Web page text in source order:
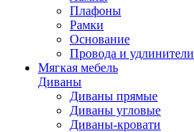
Плафоны
Рамки
Основание
Провода и удлинители
Мягкая мебель
Диваны
Диваны прямые
Диваны угловые
Диваны-кровати